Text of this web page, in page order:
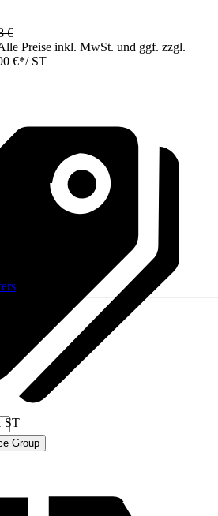
€
Preise inkl. MwSt. und ggf. zzgl.
€*/ ST
Group
ST